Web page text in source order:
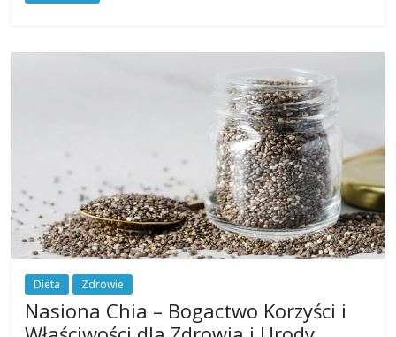
Dieta Zdrowie
Nasiona Chia – Bogactwo Korzyści i